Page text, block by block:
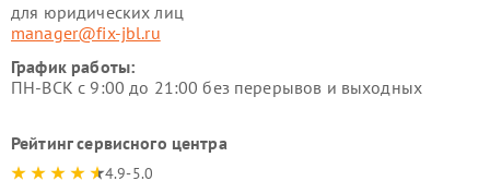
для юридических лиц
manager@fix-jbl.ru
График работы:
ПН-ВСК с 9:00 до 21:00 без перерывов и выходных
Рейтинг сервисного центра
4.9-5.0